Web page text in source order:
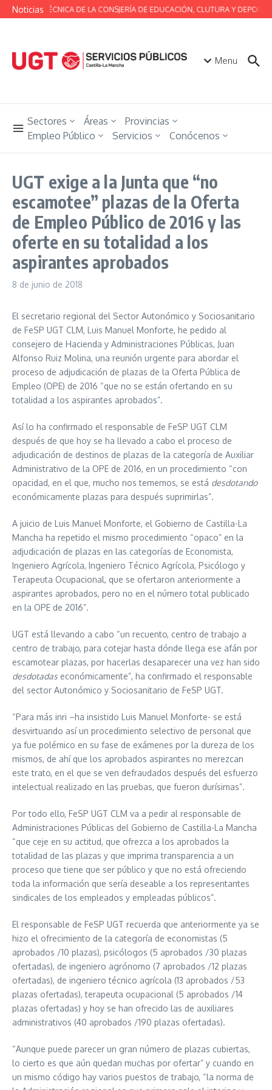
Saltar al contenido
Noticias
MESA TÉCNICA DE LA CONSJERÍA DE EDUCACIÓN, CLUTURA Y
Menu
Sectores Áreas
Provincias
Empleo Público
Servicios Conócenos
UGT exige a la Junta que “no
escamotee” plazas de la Oferta
de Empleo Público de 2016 y las
oferte en su totalidad a los
aspirantes aprobados
8 de junio de 2018
El secretario regional del Sector Autonómico y Sociosanitario
de FeSP UGT CLM, Luis Manuel Monforte, he pedido al
consejero de Hacienda y Administraciones Públicas, Juan
Alfonso Ruiz Molina, una reunión urgente para abordar el
proceso de adjudicación de plazas de la Oferta Pública de
Empleo (OPE) de 2016 “que no se están ofertando en su
totalidad a los aspirantes aprobados”.
Así lo ha confirmado el responsable de FeSP UGT CLM
después de que hoy se ha llevado a cabo el proceso de
adjudicación de destinos de plazas de la categoría de Auxiliar
Administrativo de la OPE de 2016, en un procedimiento “con
opacidad, en el que, mucho nos tememos, se está desdotando
económicamente plazas para después suprimirlas”.
A juicio de Luis Manuel Monforte, el Gobierno de Castilla-La
Mancha ha repetido el mismo procedimiento “opaco” en la
adjudicación de plazas en las categorías de Economista,
Ingeniero Agrícola, Ingeniero Técnico Agrícola, Psicólogo y
Terapeuta Ocupacional, que se ofertaron anteriormente a
aspirantes aprobados, pero no en el número total publicado
en la OPE de 2016”.
UGT está llevando a cabo “un recuento, centro de trabajo a
centro de trabajo, para cotejar hasta dónde llega ese afán por
escamotear plazas, por hacerlas desaparecer una vez han sido
desdotadas económicamente”, ha confirmado el responsable
del sector Autonómico y Sociosanitario de FeSP UGT.
“Para más inri –ha insistido Luis Manuel Monforte- se está
desvirtuando así un procedimiento selectivo de personal que
ya fue polémico en su fase de exámenes por la dureza de los
mismos, de ahí que los aprobados aspirantes no merezcan
este trato, en el que se ven defraudados después del esfuerzo
intelectual realizado en las pruebas, que fueron durísimas”.
Por todo ello, FeSP UGT CLM va a pedir al responsable de
Administraciones Públicas del Gobierno de Castilla-La Mancha
“que ceje en su actitud, que ofrezca a los aprobados la
totalidad de las plazas y que imprima transparencia a un
proceso que tiene que ser público y que no está ofreciendo
toda la información que sería deseable a los representantes
sindicales de los empleados y empleadas públicos”.
El responsable de FeSP UGT recuerda que anteriormente ya se
hizo el ofrecimiento de la categoría de economistas (5
aprobados /10 plazas), psicólogos (5 aprobados /30 plazas
ofertadas), de ingeniero agrónomo (7 aprobados /12 plazas
ofertadas), de ingeniero técnico agrícola (13 aprobados /53
plazas ofertadas), terapeuta ocupacional (5 aprobados /14
plazas ofertadas) y hoy se han ofrecido las de auxiliares
administrativos (40 aprobados /190 plazas ofertadas).
“Aunque puede parecer un gran número de plazas cubiertas,
lo cierto es que aún quedan muchas por ofertar” y cuando en
un mismo código hay varios puestos de trabajo, “la norma de